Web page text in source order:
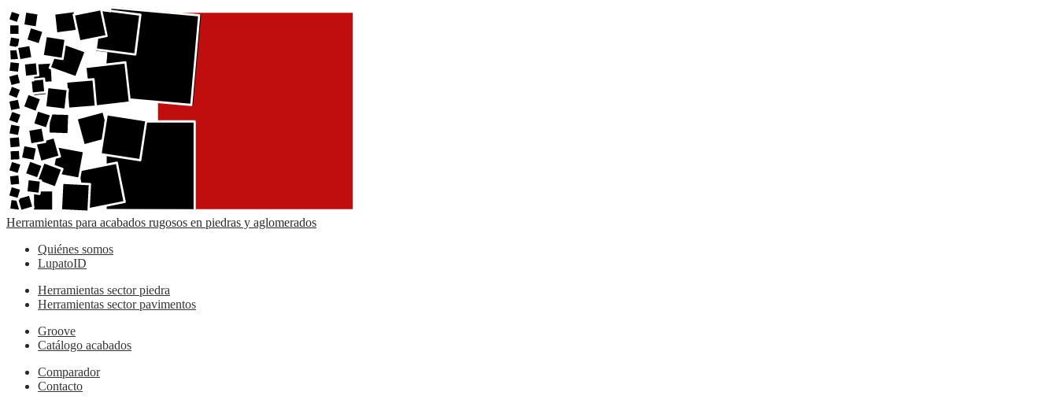
Herramientas para acabados rugosos en piedras y aglomerados
Quiénes somos
LupatoID
Herramientas sector piedra
Herramientas sector pavimentos
Groove
Catálogo acabados
Comparador
Contacto